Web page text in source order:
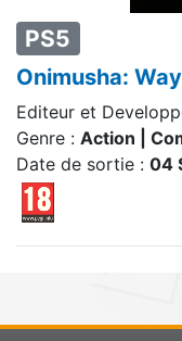
PS5
Onimusha:
Editeur et
Genre : Action |
Date de sortie : 04